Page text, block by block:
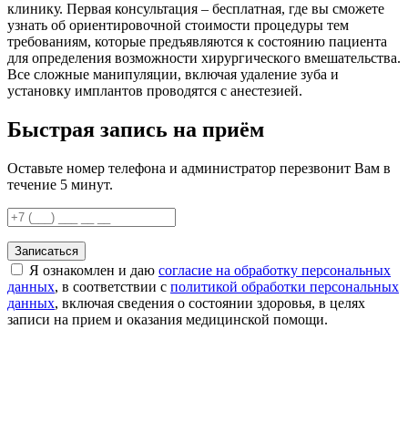
клинику. Первая консультация – бесплатная, где вы сможете
узнать об ориентировочной стоимости процедуры тем
требованиям, которые предъявляются к состоянию пациента
для определения возможности хирургического вмешательства.
Все сложные манипуляции, включая удаление зуба и
установку имплантов проводятся с анестезией.
Быстрая запись на приём
Оставьте номер телефона и администратор перезвонит Вам в
течение 5 минут.
Записаться
Я ознакомлен и даю согласие на обработку персональных
данных, в соответствии с политикой обработки персональных
данных, включая сведения о состоянии здоровья, в целях
записи на прием и оказания медицинской помощи.